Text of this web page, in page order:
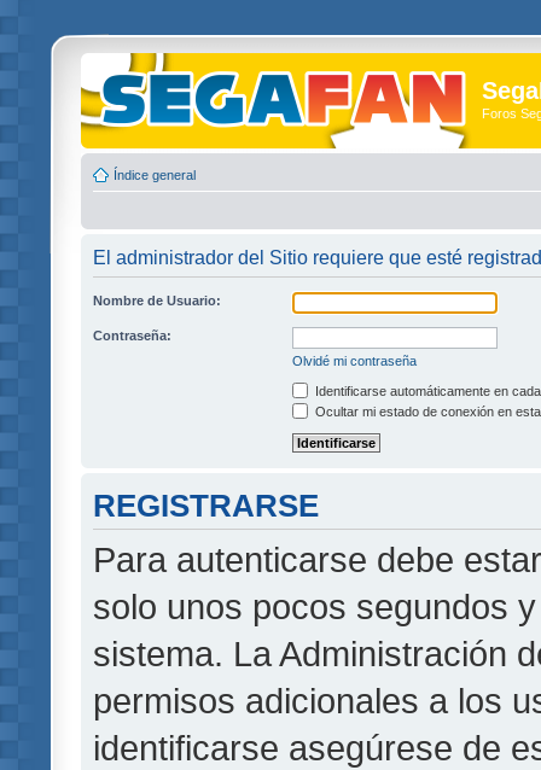
Foros
Índice general
El administrador del Sitio requiere que esté
Nombre de Usuario:
Contraseña:
Olvidé mi contraseña
Identificarse automáticamente en
Ocultar mi estado de conexión en
REGISTRARSE
Para autenticarse debe
solo unos pocos segundos
sistema. La Administración
permisos adicionales a los
identificarse asegúrese de